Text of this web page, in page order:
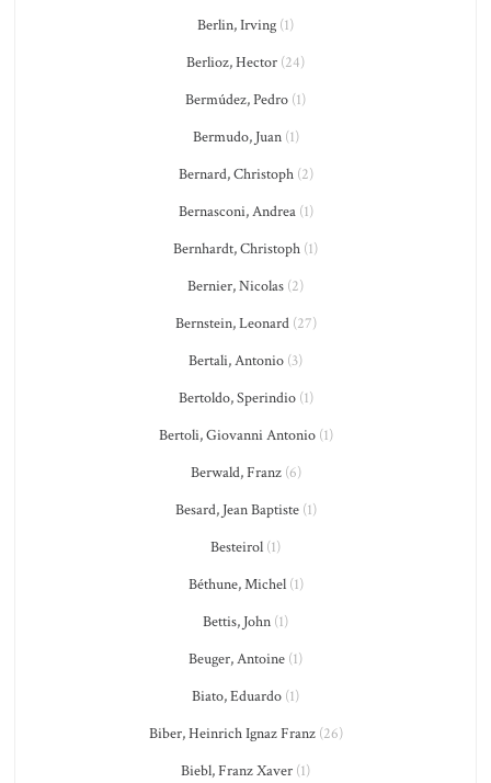
Berlin, Irving (1)
Berlioz, Hector (24)
Bermúdez, Pedro (1)
Bermudo, Juan(1)
Bernard, Christoph(2)
Bernasconi, Andrea(1)
Bernhardt, Christoph (1)
Bernier, Nicolas (2)
Bernstein, Leonard(27)
Bertali, Antonio (3)
Bertoldo, Sperindio(1)
Bertoli, Giovanni Antonio(1)
Berwald, Franz(6)
Besard, Jean Baptiste(1)
Besteirol (1)
Béthune, Michel(1)
Bettis, John (1)
Beuger, Antoine (1)
Biato, Eduardo (1)
Biber, Heinrich Ignaz Franz(26)
Biebl, Franz Xaver (1)